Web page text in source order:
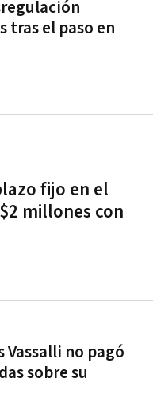
tras el paso en
fijo en el
millones con
Vassalli no pagó
sobre su